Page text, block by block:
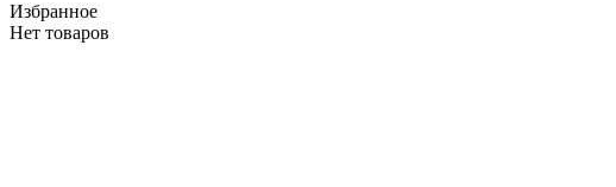
Избранное
Нет товаров